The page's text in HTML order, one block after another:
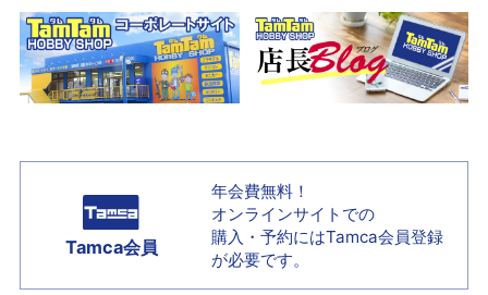
Tamca会員
年会費無料！
オンラインサイトでの
購入・予約にはTamca会員登録
が必要です。